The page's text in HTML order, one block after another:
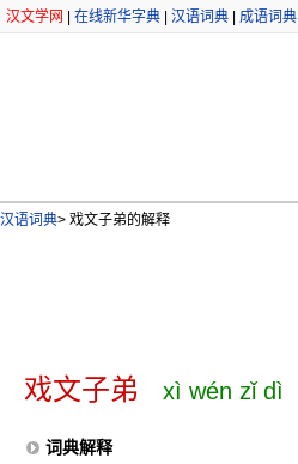
汉文学网 在线新华字典 汉语词典 成语词典
汉语词典> 戏文子弟的解释
戏文子弟 xì wén zǐ dì
词典解释